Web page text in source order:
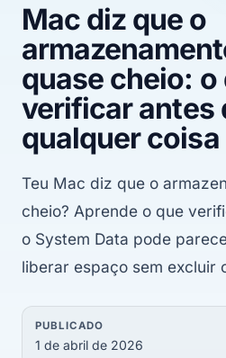
Mac diz que o
quase cheio: o
verificar antes
qualquer coisa
Teu Mac diz que o
cheio? Aprende o que
o System Data pode
liberar espaço sem excluir
PUBLICADO
1 de abril de 2026